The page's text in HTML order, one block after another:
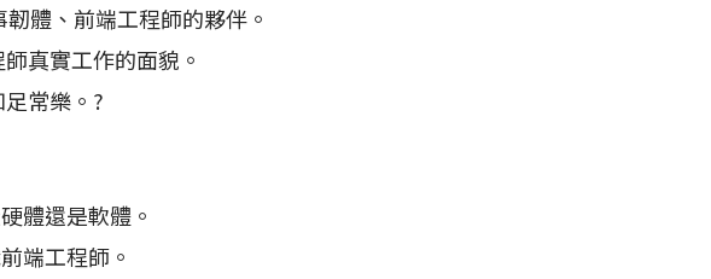
體、前端工程師的夥伴。
真實工作的面貌。
常樂。?
體還是軟體。
端工程師。